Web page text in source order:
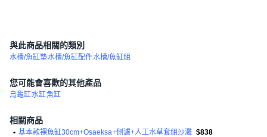
與此商品相關的類別
水槽/魚缸墊水槽/魚缸配件水槽/魚缸組
您可能會喜歡的其他產品
烏龜缸水缸魚缸
相關商品
• 基本款裸魚缸30cm+Osaeksa+側濾+人工水草套組沙灘 $838